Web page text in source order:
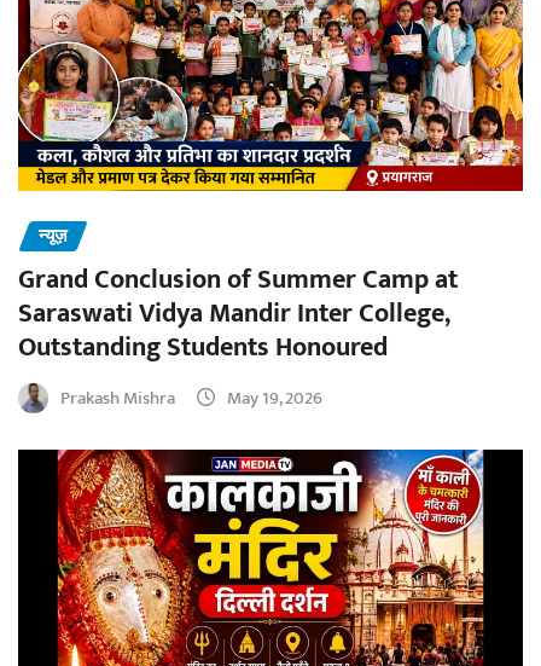
न्यूज़
Grand Conclusion of Summer Camp at
Saraswati Vidya Mandir Inter College,
Outstanding Students Honoured
Prakash Mishra May 19, 2026